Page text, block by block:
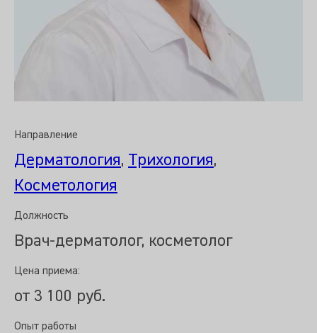
Направление
Дерматология, Трихология,
Косметология
Должность
Врач-дерматолог, косметолог
Цена приема:
от 3 100 руб.
Опыт работы